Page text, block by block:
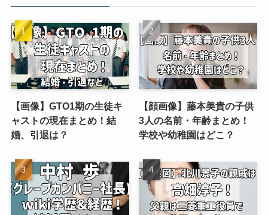
【画像】GTO1期の生徒キ
ャストの現在まとめ！結
婚、引退は？
【顔画像】藤本美貴の子供
3人の名前・年齢まとめ！
学校や幼稚園はどこ？